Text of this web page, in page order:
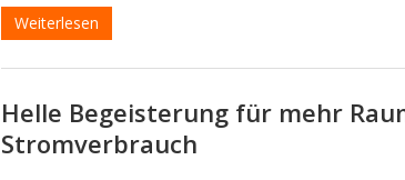
Weiterlesen
Helle Begeisterung für mehr
Stromverbrauch